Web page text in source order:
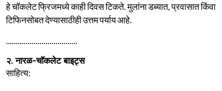
हे चॉकलेट फ्रिजमध्ये काही दिवस टिकते. मुलांना डब्यात, प्रवासात किंवा
टिफिनसोबत देण्यासाठीही उत्तम पर्याय आहे.
....................................
२. नारळ-चॉकलेट बाइट्स
साहित्य: